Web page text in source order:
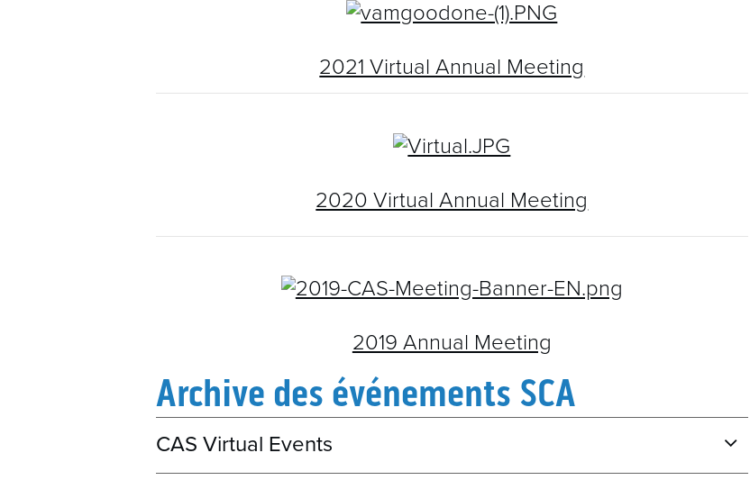
2021 Virtual Annual Meeting
2020 Virtual Annual Meeting
2019 Annual Meeting
Archive des événements SCA
CAS Virtual Events